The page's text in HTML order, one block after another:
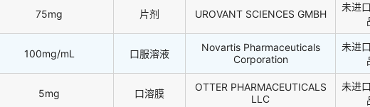
75mg 片剂 UROVANT SCIENCES GMBH
未进
100mg/mL 口服溶液
Novartis Pharmaceuticals
Corporation
未进
5mg 口溶膜
OTTER PHARMACEUTICALS
LLC
未进